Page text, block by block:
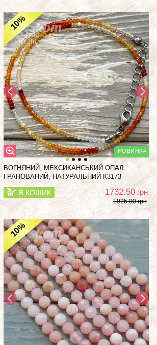
10%
ВОГНЯНИЙ, МЕКСИКАНСЬКИЙ ОПАЛ,
ГРАНОВАНИЙ, НАТУРАЛЬНИЙ К3173
В КОШИК 1732.50 грн
1925.00 грн
10%